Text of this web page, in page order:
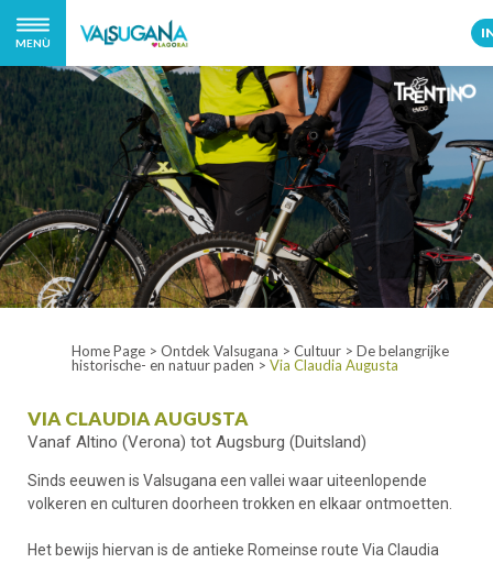
MENÙ
Home Page > Ontdek Valsugana > Cultuur > De belangrijke
historische- en natuur paden > Via Claudia Augusta
VIA CLAUDIA AUGUSTA
Vanaf Altino (Verona) tot Augsburg (Duitsland)
Sinds eeuwen is Valsugana een vallei waar uiteenlopende
volkeren en culturen doorheen trokken en elkaar ontmoetten.
Het bewijs hiervan is de antieke Romeinse route Via Claudia